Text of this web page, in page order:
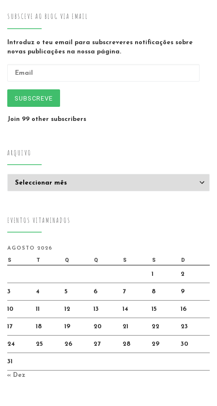
SUBSCEVE AO BLOG VIA EMAIL
Introduz o teu email para subscreveres notificações sobre
novas publicações na nossa página.
SUBSCREVE
Join 99 other subscribers
ARQUIVO
EVENTOS VITAMINADOS
AGOSTO 2026
S T Q Q S S D
1 2
3 4 5 6 7 8 9
10 11 12 13 14 15 16
17 18 19 20 21 22 23
24 25 26 27 28 29 30
31
« Dez